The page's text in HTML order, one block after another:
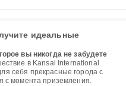
идеальные
вы никогда не забудете
в Kansai International
себя прекрасные города с
с момента приземления.